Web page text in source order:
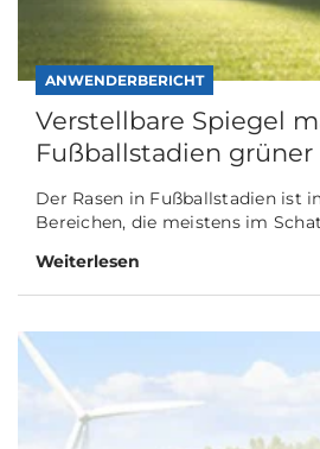
ANWENDERBERICHT
Verstellbare Spiegel
Fußballstadien grüner
Der Rasen in Fußballstadien ist
Bereichen, die meistens im
Weiterlesen